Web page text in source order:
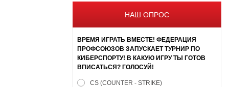
НАШ ОПРОС
ВРЕМЯ ИГРАТЬ ВМЕСТЕ! ФЕДЕРАЦИЯ
ПРОФСОЮЗОВ ЗАПУСКАЕТ ТУРНИР ПО
КИБЕРСПОРТУ! В КАКУЮ ИГРУ ТЫ ГОТОВ
ВПИСАТЬСЯ? ГОЛОСУЙ!
CS (COUNTER - STRIKE)